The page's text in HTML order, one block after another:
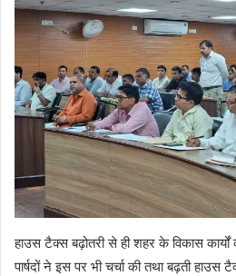
हाउस टैक्स बढ़ोतरी से ही शहर के विकास कार्यों
पार्षदों ने इस पर भी चर्चा की तथा बढ़ती हाउस